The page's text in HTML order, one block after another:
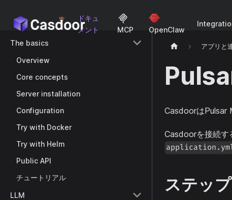
ドキュ
メント
MCP OpenClaw
The basics
Overview
Core concepts
Server installation
Configuration
Try with Docker
Try with Helm
Public API
チュートリアル
LLM
アプリと
CasdoorはPulsar
Casdoorを接続す
ステッ